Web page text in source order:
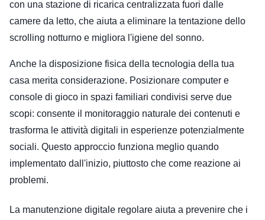
con una stazione di ricarica centralizzata fuori dalle
camere da letto, che aiuta a eliminare la tentazione dello
scrolling notturno e migliora l'igiene del sonno.
Anche la disposizione fisica della tecnologia della tua
casa merita considerazione. Posizionare computer e
console di gioco in spazi familiari condivisi serve due
scopi: consente il monitoraggio naturale dei contenuti e
trasforma le attività digitali in esperienze potenzialmente
sociali. Questo approccio funziona meglio quando
implementato dall'inizio, piuttosto che come reazione ai
problemi.
La manutenzione digitale regolare aiuta a prevenire che i